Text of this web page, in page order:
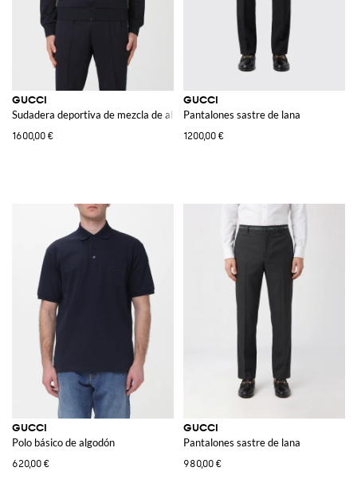
GUCCI
Sudadera deportiva de mezcla de algodón
1600,00 €
GUCCI
Pantalones sastre de lana
1200,00 €
GUCCI
Polo básico de algodón
620,00 €
GUCCI
Pantalones sastre de lana
980,00 €